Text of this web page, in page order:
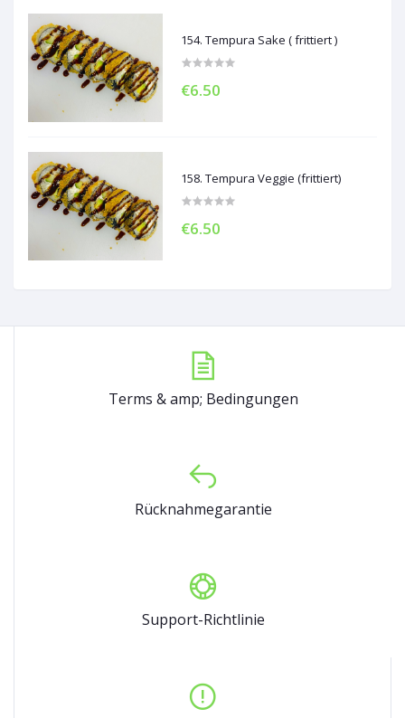
154. Tempura Sake ( frittiert )
€6.50
158. Tempura Veggie (frittiert)
€6.50
Terms & amp; Bedingungen
Rücknahmegarantie
Support-Richtlinie